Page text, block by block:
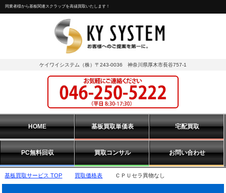
基板買取サービス TOP 買取価格表 ＣＰＵセラ異物なし
同業者様から基板関連スクラップを高値買取いたします！
ケイワイシステム（株）〒243-0036 神奈川県厚木市長谷757-1
HOME 基板買取単価表 宅配買取
PC無料回収 買取コンサル お問い合わせ